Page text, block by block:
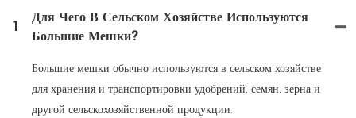
1
Для Чего В Сельском Хозяйстве Используются
Большие Мешки?
Большие мешки обычно используются в сельском хозяйстве
для хранения и транспортировки удобрений, семян, зерна и
другой сельскохозяйственной продукции.